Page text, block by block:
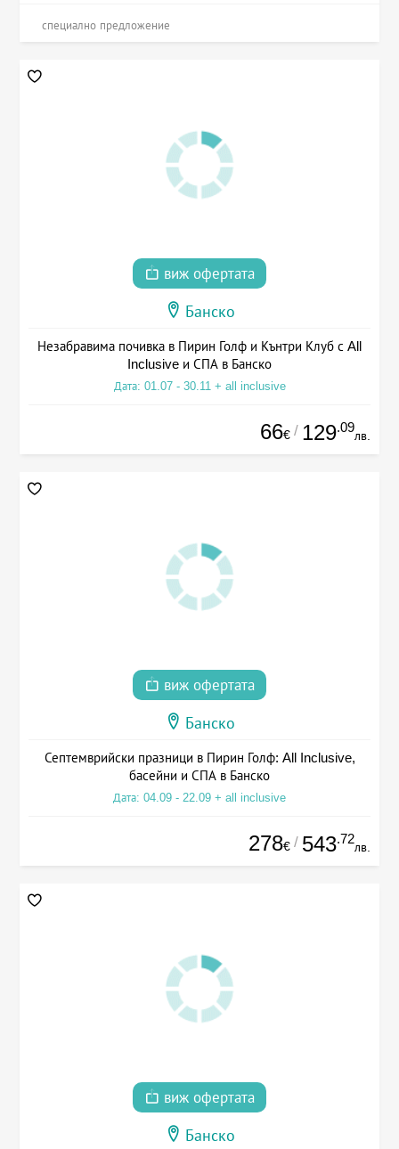
специално предложение
виж офертата
Банско
Незабравима почивка в Пирин Голф и Кънтри Клуб с All
Inclusive и СПА в Банско
Дата: 01.07 - 30.11 + all inclusive
66€ / 129.09
лв.
виж офертата
Банско
Септемврийски празници в Пирин Голф: All Inclusive,
басейни и СПА в Банско
Дата: 04.09 - 22.09 + all inclusive
278€ / 543.72
лв.
виж офертата
Банско